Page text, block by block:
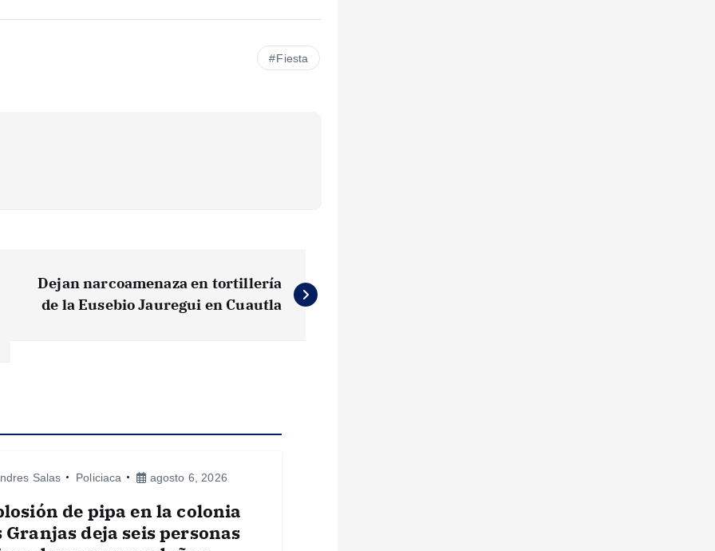
Fiesta
Dejan narcoamenaza en tortillería
de la Eusebio Jauregui en Cuautla
Salas Policiaca agosto 6, 2026
de pipa en la colonia
Granjas deja seis personas